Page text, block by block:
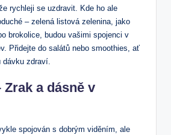
rychleji se uzdravit.​ Kde ho ale
– zelená listová ⁢zelenina,⁤ jako
brokolice,⁢ budou vašimi spojenci ‍v
Přidejte do salátů nebo smoothies,⁣ ať
‌dávku ⁢zdraví.
Zrak a dásně v
spojován s dobrým ⁤viděním, ale